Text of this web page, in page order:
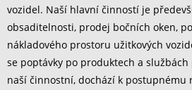
vozidel. Naší hlavní činností je
obsaditelnosti, prodej bočních oken,
nákladového prostoru užitkových
se poptávky po produktech a
naší činnostní, dochází k postupnému